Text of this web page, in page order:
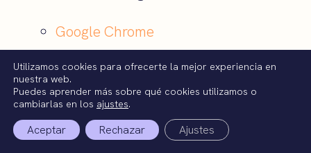
Google Chrome
Mozilla Firefox
Internet Explorer
Utilizamos cookies para ofrecerte la mejor experiencia en
nuestra web.
Puedes aprender más sobre qué cookies utilizamos o
cambiarlas en los ajustes.
Aceptar Rechazar Ajustes